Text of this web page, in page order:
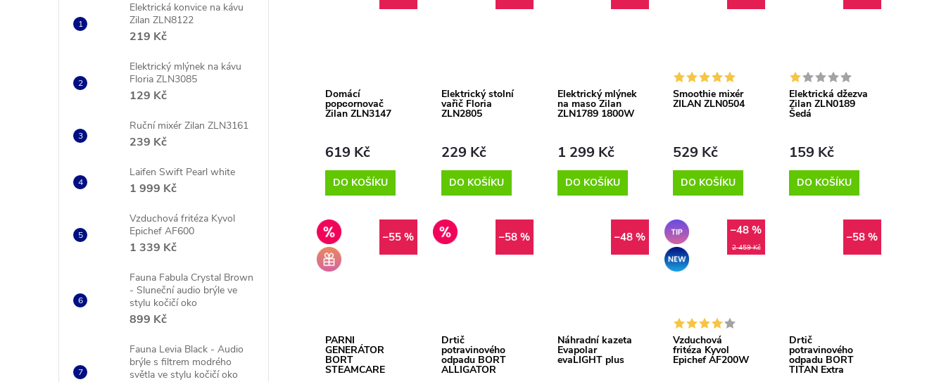
Elektrická konvice na kávu
Zilan ZLN8122
219 Kč
Elektrický mlýnek na kávu
Floria ZLN3085
129 Kč
Ruční mixér Zilan ZLN3161
239 Kč
Laifen Swift Pearl white
1 999 Kč
Vzduchová fritéza Kyvol
Epichef AF600
1 339 Kč
Fauna Fabula Crystal Brown
- Sluneční audio brýle ve
stylu kočičí oko
899 Kč
Fauna Levia Black - Audio
brýle s filtrem modrého
světla ve stylu kočičí oko
Domácí
popсornovač
Zilan ZLN3147
619 Kč
DO KOŠÍKU
Elektrický stolní
vařič Floria
ZLN2805
229 Kč
DO KOŠÍKU
Elektrický mlýnek
na maso Zilan
ZLN1789 1800W
1 299 Kč
DO KOŠÍKU
Smoothie mixér
ZILAN ZLN0504
529 Kč
DO KOŠÍKU
Elektrická džezva
Zilan ZLN0189
Šedá
159 Kč
DO KOŠÍKU
Výprodej
+
Dárek
–55 %
PARNÍ
GENERÁTOR
BORT
STEAMCARE
Výprodej –58 %
Drtič
potravinového
odpadu BORT
ALLIGATOR
–48 %
Náhradní kazeta
Evapolar
evaLIGHT plus
Tip
Akce
2 459 Kč
–48 %
Vzduchová
fritéza Kyvol
Epichef AF200W
–58 %
Drtič
potravinového
odpadu BORT
TITAN Extra